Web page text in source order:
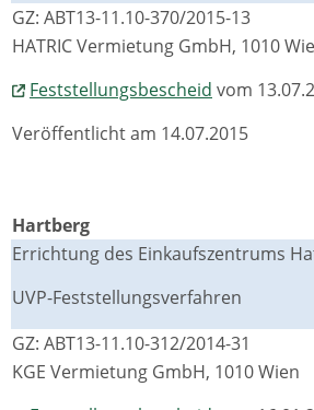
GZ: ABT13-11.10-370/2015-13
HATRIC Vermietung GmbH, 1010
Feststellungsbescheid vom
Veröffentlicht am 14.07.2015
Hartberg
Errichtung des Einkaufszentrums
UVP-Feststellungsverfahren
GZ: ABT13-11.10-312/2014-31
KGE Vermietung GmbH, 1010 Wien